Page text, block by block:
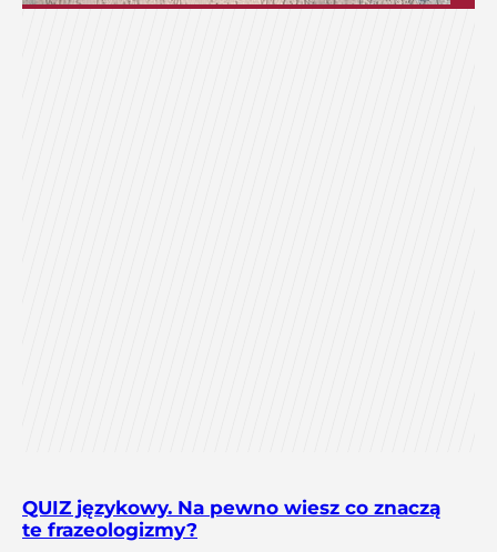
QUIZ językowy. Na pewno wiesz co znaczą
te frazeologizmy?